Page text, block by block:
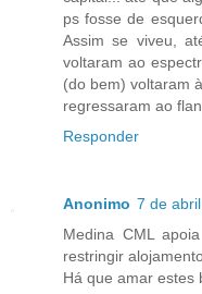
ps fosse de
Assim se viveu,
voltaram ao
(do bem) voltaram
regressaram ao
Responder
Anonimo 7 de
Medina CML
restringir
Há que amar estes